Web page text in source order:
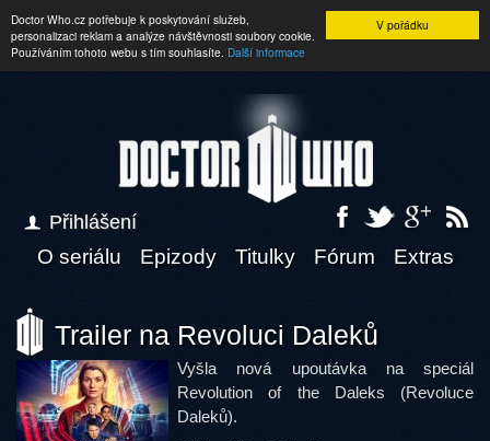
V pořádku
Doctor Who.cz potřebuje k poskytování služeb,
personalizaci reklam a analýze návštěvnosti soubory cookie.
Používáním tohoto webu s tím souhlasíte. Další informace
Přihlášení
O seriálu Epizody Titulky Fórum Extras
Trailer na Revoluci Daleků
Vyšla nová upoutávka na speciál
Revolution of the Daleks (Revoluce
Daleků).